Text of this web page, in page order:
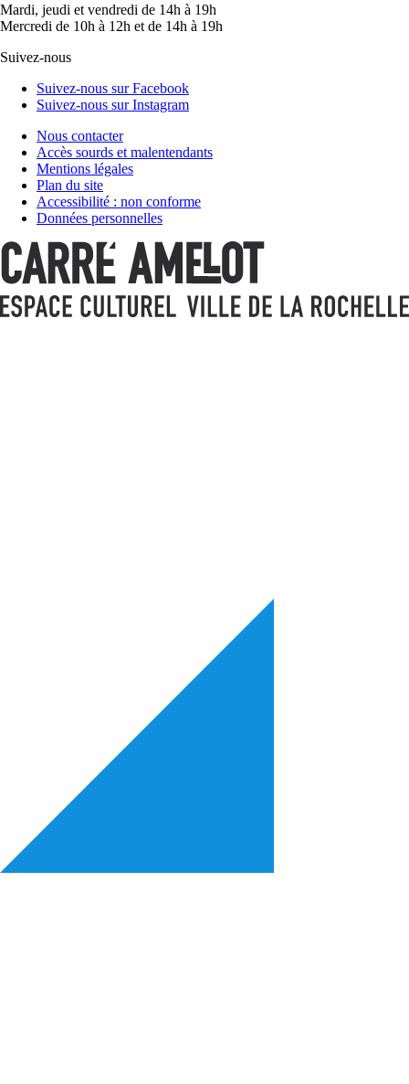
Mardi, jeudi et vendredi de 14h à 19h
Mercredi de 10h à 12h et de 14h à 19h
Suivez-nous
Suivez-nous sur Facebook
Suivez-nous sur Instagram
Nous contacter
Accès sourds et malentendants
Mentions légales
Plan du site
Accessibilité : non conforme
Données personnelles